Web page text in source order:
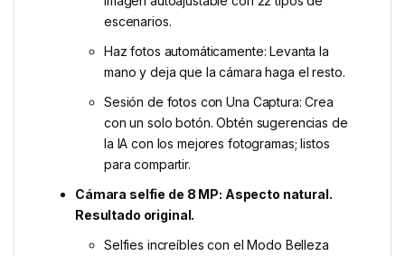
escenarios.
Haz fotos automáticamente: Levanta la
mano y deja que la cámara haga el resto.
Sesión de fotos con Una Captura: Crea
con un solo botón. Obtén sugerencias de
la IA con los mejores fotogramas; listos
para compartir.
Cámara selfie de 8 MP: Aspecto natural.
Resultado original.
Selfies increíbles con el Modo Belleza